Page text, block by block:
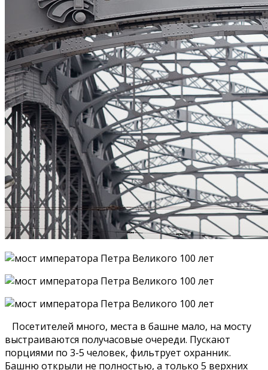
Посетителей много, места в башне мало, на мосту
выстраиваются получасовые очереди. Пускают
порциями по 3-5 человек, фильтрует охранник.
Башню открыли не полностью, а только 5 верхних